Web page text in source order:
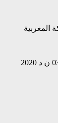
المغربية